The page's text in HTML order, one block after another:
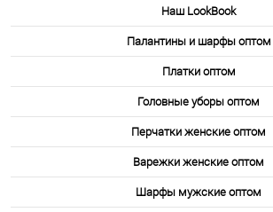
Наш LookBook
Палантины и шарфы оптом
Платки оптом
Головные уборы оптом
Перчатки женские оптом
Варежки женские оптом
Шарфы мужские оптом